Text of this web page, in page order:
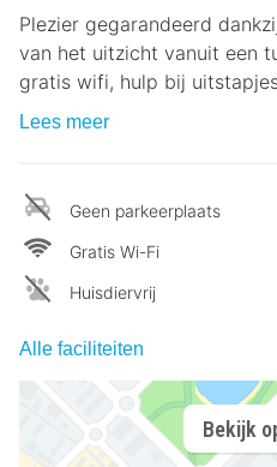
Plezier gegarandeerd
van het uitzicht vanuit een
gratis wifi, hulp bij
Lees meer
Geen parkeerplaats
Gratis Wi-Fi
Huisdiervrij
Alle faciliteiten
Bekijk